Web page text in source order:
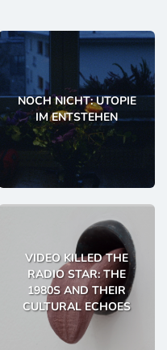
NOCH NICHT: UTOPIE
IM ENTSTEHEN
VIDEO KILLED THE
RADIO STAR: THE
1980S AND THEIR
CULTURAL ECHOES